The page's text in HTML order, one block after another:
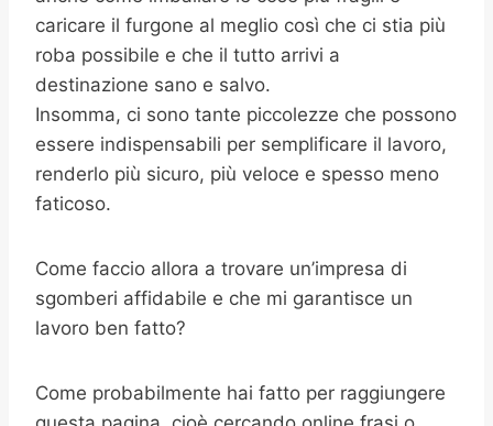
caricare il furgone al meglio così che ci stia più
roba possibile e che il tutto arrivi a
destinazione sano e salvo.
Insomma, ci sono tante piccolezze che possono
essere indispensabili per semplificare il lavoro,
renderlo più sicuro, più veloce e spesso meno
faticoso.
Come faccio allora a trovare un’impresa di
sgomberi affidabile e che mi garantisce un
lavoro ben fatto?
Come probabilmente hai fatto per raggiungere